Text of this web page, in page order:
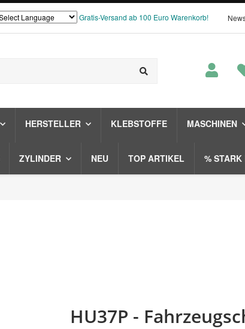
Gratis-Versand ab 100 Euro Warenkorb!
HERSTELLER KLEBSTOFFE MASCHINEN
ZYLINDER NEU TOP ARTIKEL % STARK
HU37P -